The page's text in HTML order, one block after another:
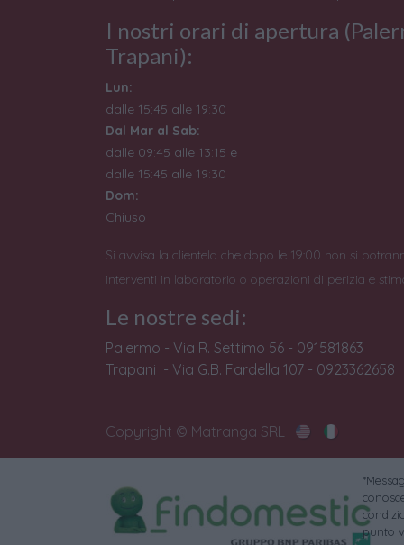
I nostri orari di apertura
Trapani):
Lun:
dalle 15:45 alle 19:30
Dal Mar al Sab:
dalle 09:45 alle 13:15 e
dalle 15:45 alle 19:30
Dom:
Chiuso
Si avvisa la clientela che dopo le 19:00 non si
interventi in laboratorio o operazioni di perizia e
Le nostre sedi:
Palermo - Via R. Settimo 56 - 091581863
Trapani - Via G.B. Fardella 107 - 0923362658
Copyright © Matranga SRL
punto